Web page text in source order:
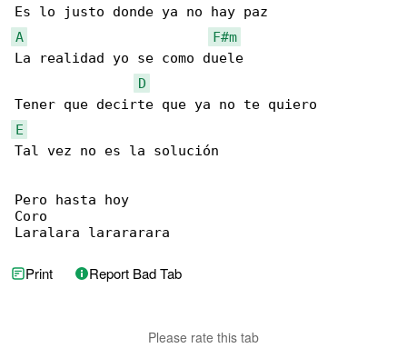
A
F#m
La realidad yo se como duele
D
E
Tal vez no es la solución
Pero hasta hoy
Coro
Laralara larararara
Print Report Bad Tab
Please rate this tab